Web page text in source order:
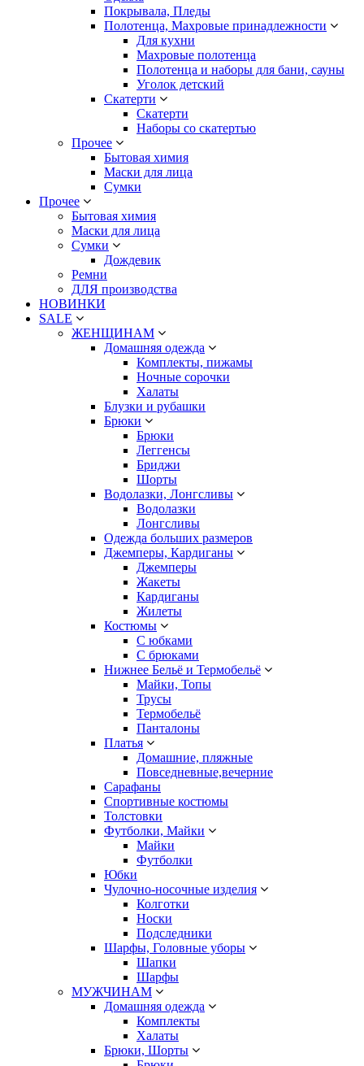
Покрывала, Пледы
Полотенца, Махровые принадлежности
Для кухни
Махровые полотенца
Полотенца и наборы для бани, сауны
Уголок детский
Скатерти
Скатерти
Наборы со скатертью
Прочее
Бытовая химия
Маски для лица
Сумки
Прочее
Бытовая химия
Маски для лица
Сумки
Дождевик
Ремни
ДЛЯ производства
НОВИНКИ
SALE
ЖЕНЩИНАМ
Домашняя одежда
Комплекты, пижамы
Ночные сорочки
Халаты
Блузки и рубашки
Брюки
Брюки
Леггенсы
Бриджи
Шорты
Водолазки, Лонгсливы
Водолазки
Лонгсливы
Одежда больших размеров
Джемперы, Кардиганы
Джемперы
Жакеты
Кардиганы
Жилеты
Костюмы
С юбками
С брюками
Нижнее Бельё и Термобельё
Майки, Топы
Трусы
Термобельё
Панталоны
Платья
Домашние, пляжные
Повседневные,вечерние
Сарафаны
Спортивные костюмы
Толстовки
Футболки, Майки
Майки
Футболки
Юбки
Чулочно-носочные изделия
Колготки
Носки
Подследники
Шарфы, Головные уборы
Шапки
Шарфы
МУЖЧИНАМ
Домашняя одежда
Комплекты
Халаты
Брюки, Шорты